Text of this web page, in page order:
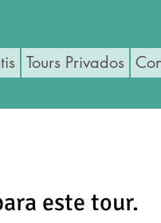
Tours Privados
este tour.